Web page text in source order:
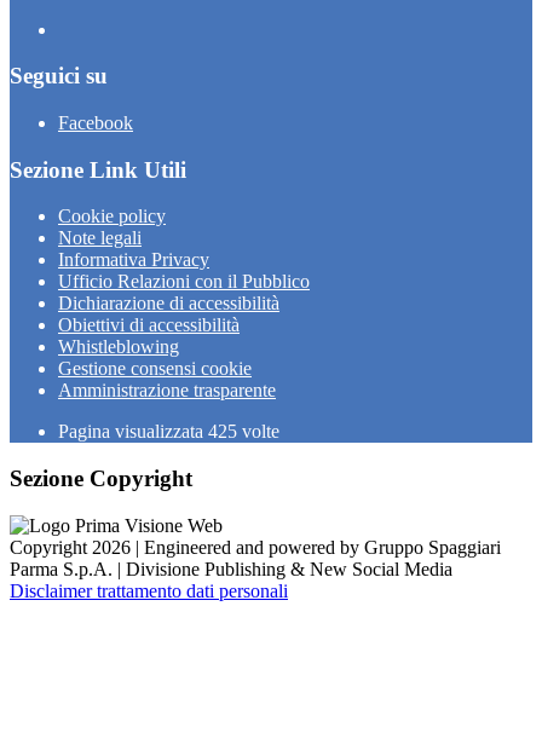
Seguici su
Facebook
Sezione Link Utili
Cookie policy
Note legali
Informativa Privacy
Ufficio Relazioni con il Pubblico
Dichiarazione di accessibilità
Obiettivi di accessibilità
Whistleblowing
Gestione consensi cookie
Amministrazione trasparente
Pagina visualizzata 425 volte
Sezione Copyright
Copyright 2026 | Engineered and powered by Gruppo Spaggiari
Parma S.p.A. | Divisione Publishing & New Social Media
Disclaimer trattamento dati personali